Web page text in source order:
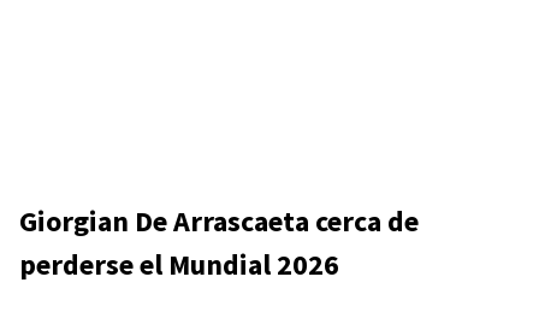
Giorgian De Arrascaeta cerca de
perderse el Mundial 2026